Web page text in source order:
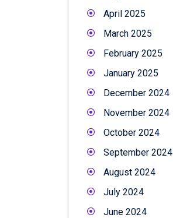
April 2025
March 2025
February 2025
January 2025
December 2024
November 2024
October 2024
September 2024
August 2024
July 2024
June 2024